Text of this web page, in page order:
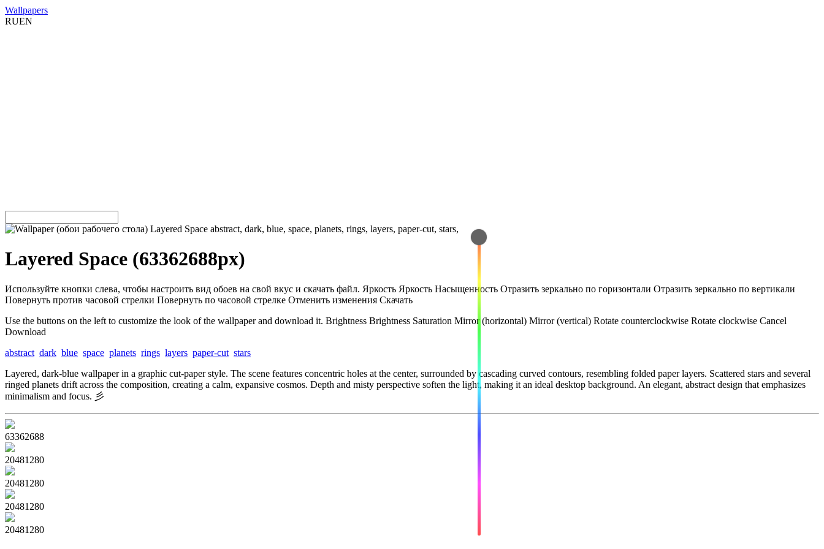
Wallpapers
RUEN
Layered Space (63362688px)
Используйте кнопки слева, чтобы настроить вид обоев на свой вкус и скачать файл. Яркость Яркость Насыщенность Отразить зеркально по горизонтали Отразить зеркально по вертикали
Повернуть против часовой стрелки Повернуть по часовой стрелке Отменить изменения Скачать
Use the buttons on the left to customize the look of the wallpaper and download it. Brightness Brightness Saturation Mirror (horizontal) Mirror (vertical) Rotate counterclockwise Rotate clockwise Cancel
Download
abstract dark blue space planets rings layers paper-cut stars
Layered, dark-blue wallpaper in a graphic cut-paper style. The scene features concentric holes at the center, surrounded by cascading curved contours, resembling folded paper layers. Scattered stars and several
ringed planets drift across the composition, creating a calm, expansive cosmos. Depth and misty perspective soften the light, making it an ideal desktop background. An elegant, abstract design that emphasizes
minimalism and focus. ⼺
63362688
20481280
20481280
20481280
20481280